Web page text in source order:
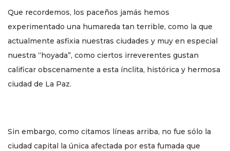
Que recordemos, los paceños jamás hemos
experimentado una humareda tan terrible, como la que
actualmente asfixia nuestras ciudades y muy en especial
nuestra “hoyada”, como ciertos irreverentes gustan
calificar obscenamente a esta ínclita, histórica y hermosa
ciudad de La Paz.
Sin embargo, como citamos líneas arriba, no fue sólo la
ciudad capital la única afectada por esta fumada que